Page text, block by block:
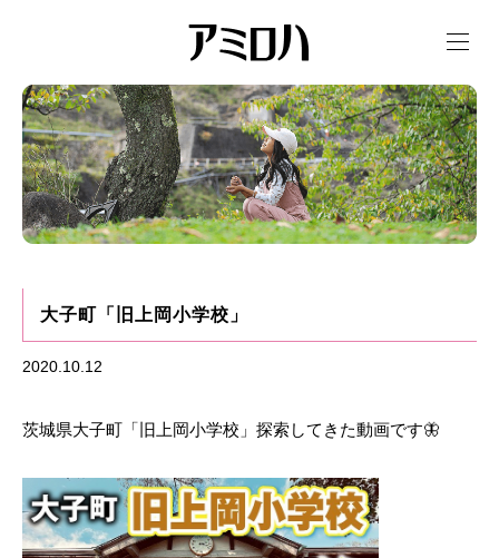
t
g
l
e
n
a
v
i
g
a
t
大子町「旧上岡小学校」
2020.10.12
茨城県大子町「旧上岡小学校」探索してきた動画です🦋